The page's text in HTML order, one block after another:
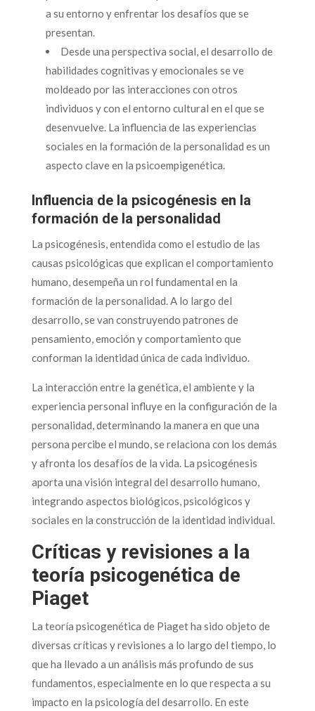
a su entorno y enfrentar los desafíos que se
presentan.
Desde una perspectiva social, el desarrollo de
habilidades cognitivas y emocionales se ve
moldeado por las interacciones con otros
individuos y con el entorno cultural en el que se
desenvuelve. La influencia de las experiencias
sociales en la formación de la personalidad es un
aspecto clave en la psicoempigenética.
Influencia de la psicogénesis en la
formación de la personalidad
La psicogénesis, entendida como el estudio de las
causas psicológicas que explican el comportamiento
humano, desempeña un rol fundamental en la
formación de la personalidad. A lo largo del
desarrollo, se van construyendo patrones de
pensamiento, emoción y comportamiento que
conforman la identidad única de cada individuo.
La interacción entre la genética, el ambiente y la
experiencia personal influye en la configuración de la
personalidad, determinando la manera en que una
persona percibe el mundo, se relaciona con los demás
y afronta los desafíos de la vida. La psicogénesis
aporta una visión integral del desarrollo humano,
integrando aspectos biológicos, psicológicos y
sociales en la construcción de la identidad individual.
Críticas y revisiones a la
teoría psicogenética de
Piaget
La teoría psicogenética de Piaget ha sido objeto de
diversas críticas y revisiones a lo largo del tiempo, lo
que ha llevado a un análisis más profundo de sus
fundamentos, especialmente en lo que respecta a su
impacto en la psicología del desarrollo. En este